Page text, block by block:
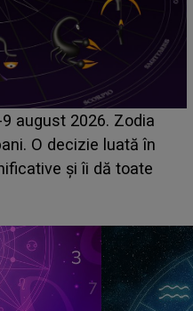
ASCUNS până
din Casa Iubirii
despre mama
nu te iubesc pentru